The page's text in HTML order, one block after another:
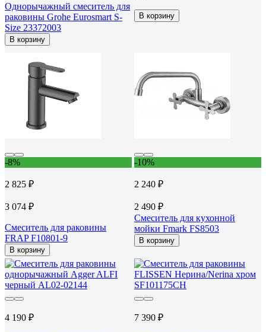
Однорычажный смеситель для
раковины Grohe Eurosmart S-
Size 23372003
В корзину
В корзину
-8%
2 825 ₽
3 074 ₽
Смеситель для раковины
FRAP F10801-9
В корзину
-10%
2 240 ₽
2 490 ₽
Смеситель для кухонной
мойки Fmark FS8503
В корзину
4 190 ₽ 7 390 ₽